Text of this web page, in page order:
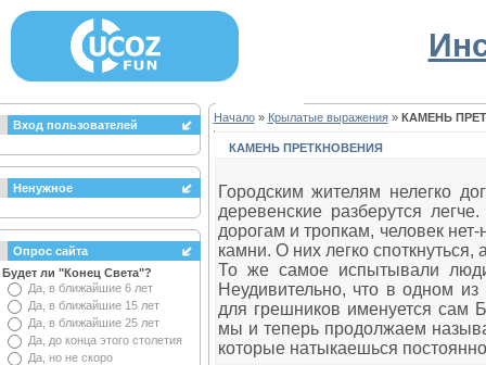
Вход пользователей
Ненужное
Опрос сайта
Будет ли "Конец Света"?
Да, в ближайшие 6 лет
Да, в ближайшие 15 лет
Да, в ближайшие 25 лет
Да, до конца этого столетия
Да, но не скоро
Начало» Крылатые выражения» КАМЕНЬ
КАМЕНЬ ПРЕТКНОВЕНИЯ
Городским жителям нелегко
деревенские разберутся
дорогам и тропкам, человек
камни. О них легко споткнуться,
То же самое испытывали
Неудивительно, что в одном из
для грешников именуется сам
мы и теперь продолжаем
которые натыкаешься